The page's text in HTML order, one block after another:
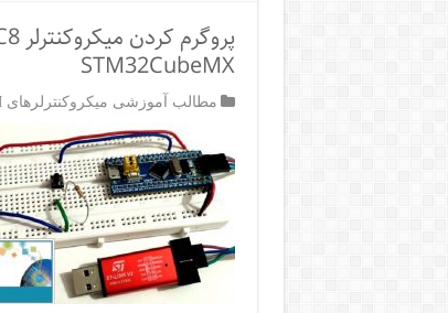
STM32CubeMX
مطالب آموزشی میکروکنترلرهای ARM